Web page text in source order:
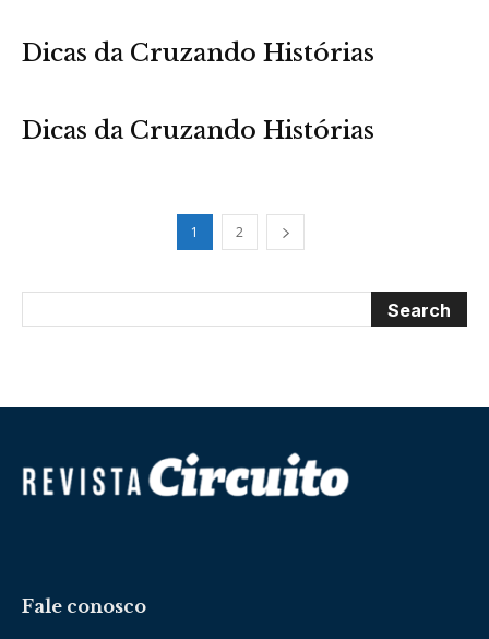
Dicas da Cruzando Histórias
Dicas da Cruzando Histórias
1 2
Fale conosco